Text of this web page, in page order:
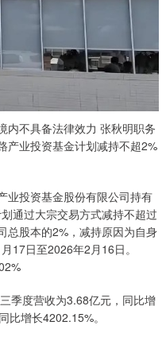
内不具备法律效力 张秋明职务
产业投资基金计划减持不超2%
业投资基金股份有限公司持有
通过大宗交易方式减持不超过
总股本的2%，减持原因为自身
17日至2026年2月16日。
季度营收为3.68亿元，同比增
增长4202.15%。